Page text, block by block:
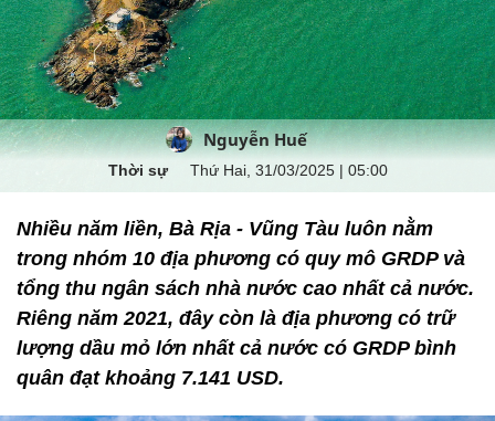
Nguyễn Huế
Thời sự Thứ Hai, 31/03/2025 | 05:00
Nhiều năm liền, Bà Rịa - Vũng Tàu luôn nằm
trong nhóm 10 địa phương có quy mô GRDP và
tổng thu ngân sách nhà nước cao nhất cả nước.
Riêng năm 2021, đây còn là địa phương có trữ
lượng dầu mỏ lớn nhất cả nước có GRDP bình
quân đạt khoảng 7.141 USD.